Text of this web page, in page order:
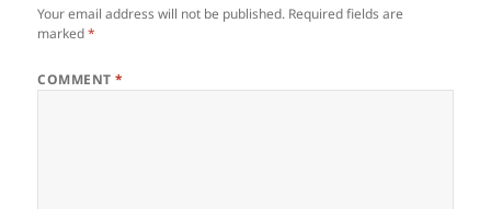
Your email address will not be published. Required fields are
marked*
COMMENT*